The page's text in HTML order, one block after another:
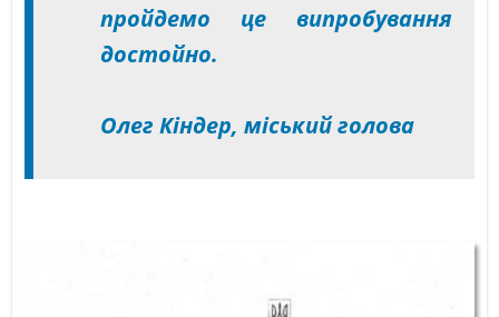
пройдемо це випробування
достойно.
Олег Кіндер, міський голова